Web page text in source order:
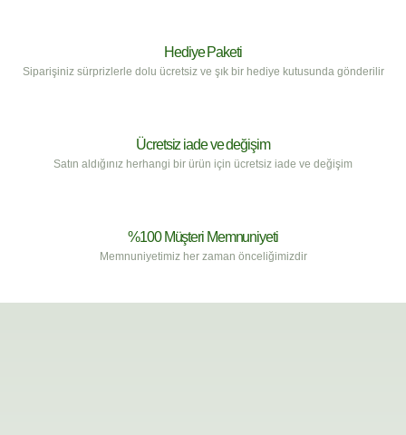
Hediye Paketi
Siparişiniz sürprizlerle dolu ücretsiz ve şık bir hediye kutusunda gönderilir
Ücretsiz iade ve değişim
Satın aldığınız herhangi bir ürün için ücretsiz iade ve değişim
%100 Müşteri Memnuniyeti
Memnuniyetimiz her zaman önceliğimizdir